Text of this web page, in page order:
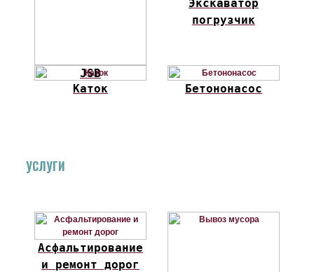
JSB
Экскаватор
погрузчик
Каток Бетононасос
УСЛУГИ
Асфальтирование
и ремонт дорог